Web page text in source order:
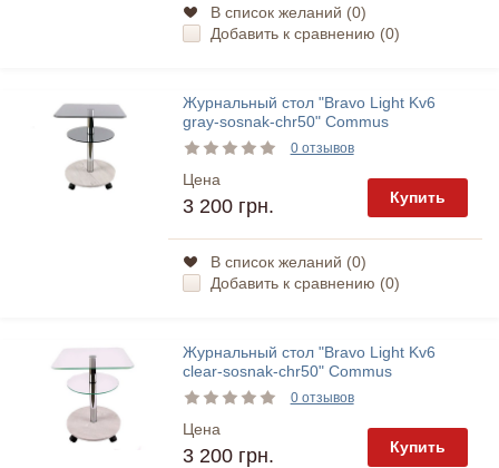
В список желаний (0)
Добавить к сравнению (0)
Журнальный стол "Bravo Light Kv6
gray-sosnak-chr50" Commus
0 отзывов
Цена
3 200 грн. Купить
В список желаний (0)
Добавить к сравнению (0)
Журнальный стол "Bravo Light Kv6
clear-sosnak-chr50" Commus
0 отзывов
Цена
3 200 грн. Купить